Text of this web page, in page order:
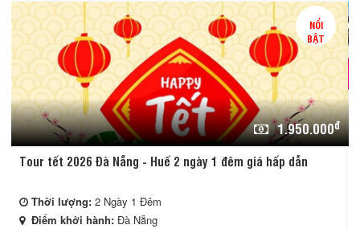
NỔI
BẬT
1.950.000đ
Tour tết 2026 Đà Nẵng - Huế 2 ngày 1 đêm giá hấp dẫn
Thời lượng: 2 Ngày 1 Đêm
Điểm khởi hành: Đà Nẵng